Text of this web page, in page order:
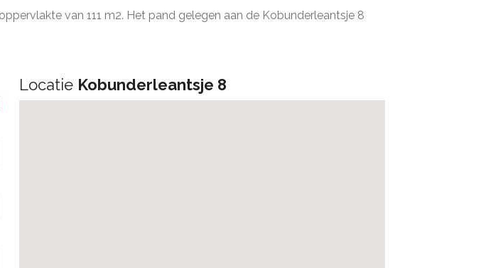
van 111 m2. Het pand gelegen aan de Kobunderleantsje 8
Locatie Kobunderleantsje 8